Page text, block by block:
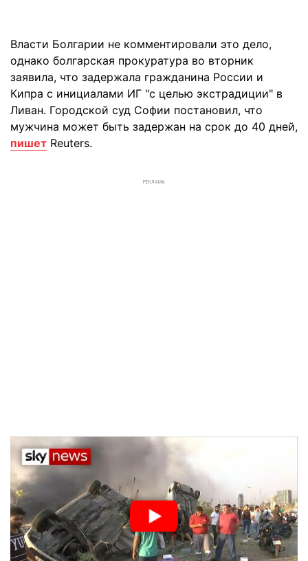
Власти Болгарии не комментировали это дело,
однако болгарская прокуратура во вторник
заявила, что задержала гражданина России и
Кипра с инициалами ИГ "с целью экстрадиции" в
Ливан. Городской суд Софии постановил, что
мужчина может быть задержан на срок до 40 дней,
пишет Reuters.
РЕКЛАМА